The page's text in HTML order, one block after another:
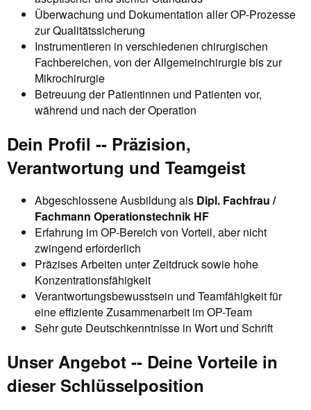
Überwachung und Dokumentation aller OP-Prozesse
zur Qualitätssicherung
Instrumentieren in verschiedenen chirurgischen
Fachbereichen, von der Allgemeinchirurgie bis zur
Mikrochirurgie
Betreuung der Patientinnen und Patienten vor,
während und nach der Operation
Dein Profil -- Präzision,
Verantwortung und Teamgeist
Abgeschlossene Ausbildung als Dipl. Fachfrau /
Fachmann Operationstechnik HF
Erfahrung im OP-Bereich von Vorteil, aber nicht
zwingend erforderlich
Präzises Arbeiten unter Zeitdruck sowie hohe
Konzentrationsfähigkeit
Verantwortungsbewusstsein und Teamfähigkeit für
eine effiziente Zusammenarbeit im OP-Team
Sehr gute Deutschkenntnisse in Wort und Schrift
Unser Angebot -- Deine Vorteile in
dieser Schlüsselposition